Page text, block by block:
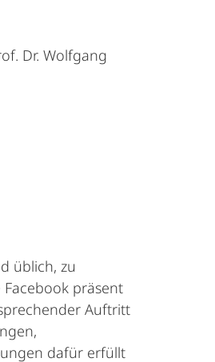
Dr. Wolfgang
üblich, zu
präsent
Auftritt
dafür erfüllt